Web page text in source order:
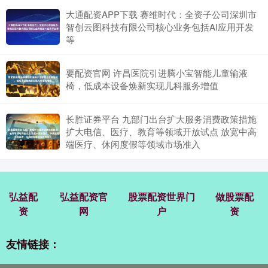
大通配资APP下载 赛维时代：全资子公司深圳市
智创云图科技有限公司核心业务包括AI应用开发
等
要配资官网 许昌医院引进腾小宝智能儿童输液
椅，低成本设备焕新实现儿科服务增值
长胜证券平台 九部门出台扩大服务消费政策措施
扩大电信、医疗、教育等领域开放试点 放宽中高
端医疗、休闲度假等领域市场准入
弘益配
资
弘益配资官
网
股票配资世界门
户
做股票配
资
友情链接：